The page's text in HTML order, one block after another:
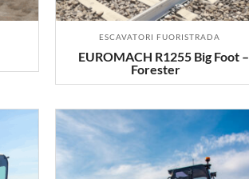
ESCAVATORI FUORISTRADA
EUROMACH R1255 Big Foot –
Forester